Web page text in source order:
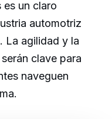
un claro
automotriz
La agilidad y la
clave para
naveguen